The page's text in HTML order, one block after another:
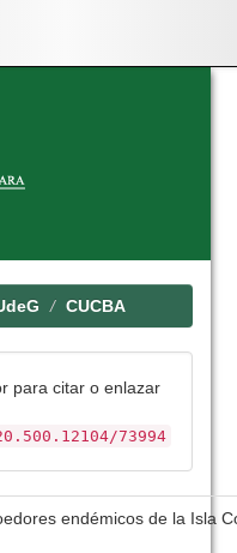
CUCBA
para citar o enlazar
73994
endémicos de la Isla